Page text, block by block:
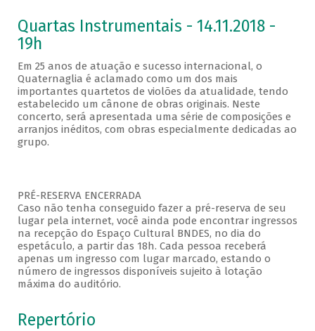
Quartas Instrumentais - 14.11.2018 -
19h
Em 25 anos de atuação e sucesso internacional, o
Quaternaglia é aclamado como um dos mais
importantes quartetos de violões da atualidade, tendo
estabelecido um cânone de obras originais. Neste
concerto, será apresentada uma série de composições e
arranjos inéditos, com obras especialmente dedicadas ao
grupo.
PRÉ-RESERVA ENCERRADA
Caso não tenha conseguido fazer a pré-reserva de seu
lugar pela internet, você ainda pode encontrar ingressos
na recepção do Espaço Cultural BNDES, no dia do
espetáculo, a partir das 18h. Cada pessoa receberá
apenas um ingresso com lugar marcado, estando o
número de ingressos disponíveis sujeito à lotação
máxima do auditório.
Repertório